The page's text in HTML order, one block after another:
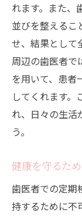
歯医
歯医者選
療法と効果
中野
審美
歯医
中野
健康と美
歯医
れます。また、
並びを整えるこ
せ、結果として
周辺の歯医者で
を用いて、患者
してくれます。
れ、日々の生活
う。
健康を守るた
歯医者での定期
持するために不